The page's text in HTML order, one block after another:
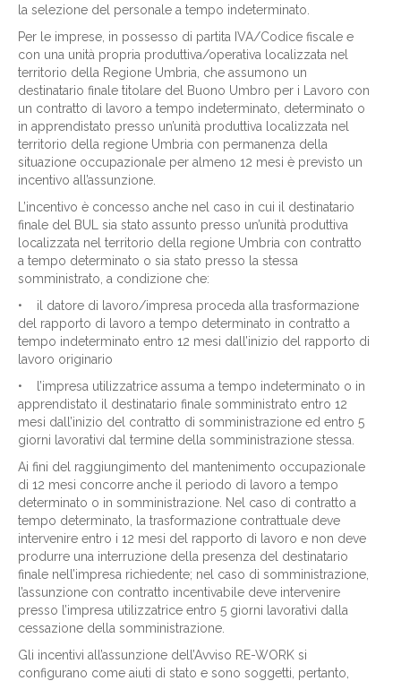
la selezione del personale a tempo indeterminato.
Per le imprese, in possesso di partita IVA/Codice fiscale e
con una unità propria produttiva/operativa localizzata nel
territorio della Regione Umbria, che assumono un
destinatario finale titolare del Buono Umbro per i Lavoro con
un contratto di lavoro a tempo indeterminato, determinato o
in apprendistato presso un’unità produttiva localizzata nel
territorio della regione Umbria con permanenza della
situazione occupazionale per almeno 12 mesi è previsto un
incentivo all’assunzione.
L’incentivo è concesso anche nel caso in cui il destinatario
finale del BUL sia stato assunto presso un’unità produttiva
localizzata nel territorio della regione Umbria con contratto
a tempo determinato o sia stato presso la stessa
somministrato, a condizione che:
• il datore di lavoro/impresa proceda alla trasformazione
del rapporto di lavoro a tempo determinato in contratto a
tempo indeterminato entro 12 mesi dall’inizio del rapporto di
lavoro originario
• l’impresa utilizzatrice assuma a tempo indeterminato o in
apprendistato il destinatario finale somministrato entro 12
mesi dall’inizio del contratto di somministrazione ed entro 5
giorni lavorativi dal termine della somministrazione stessa.
Ai fini del raggiungimento del mantenimento occupazionale
di 12 mesi concorre anche il periodo di lavoro a tempo
determinato o in somministrazione. Nel caso di contratto a
tempo determinato, la trasformazione contrattuale deve
intervenire entro i 12 mesi del rapporto di lavoro e non deve
produrre una interruzione della presenza del destinatario
finale nell’impresa richiedente; nel caso di somministrazione,
l’assunzione con contratto incentivabile deve intervenire
presso l’impresa utilizzatrice entro 5 giorni lavorativi dalla
cessazione della somministrazione.
Gli incentivi all’assunzione dell’Avviso RE-WORK si
configurano come aiuti di stato e sono soggetti, pertanto,